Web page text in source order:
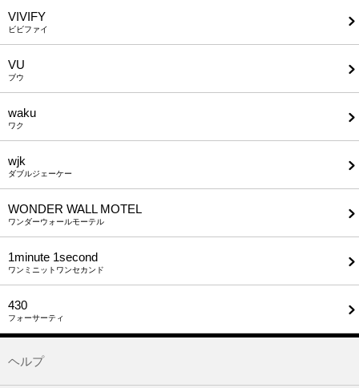
VIVIFY
ビビファイ
VU
ブウ
waku
ワク
wjk
ダブルジェーケー
WONDER WALL MOTEL
ワンダーウォールモーテル
1minute​ 1second
ワンミニットワンセカンド
430
フォーサーティ
ヘルプ